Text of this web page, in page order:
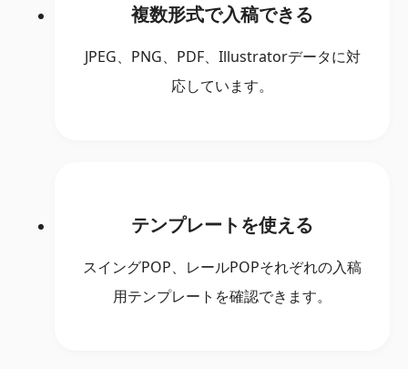
複数形式で入稿できる
JPEG、PNG、PDF、Illustratorデータに対
応しています。
テンプレートを使える
スイングPOP、レールPOPそれぞれの入稿
用テンプレートを確認できます。